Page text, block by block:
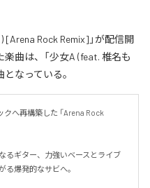
[Arena Rock Remix]」が配信開
曲は、「少女A (feat. 椎名も
となっている。
クへ再構築した 「Arena Rock
るギター、力強いベースとライブ
る爆発的なサビへ。